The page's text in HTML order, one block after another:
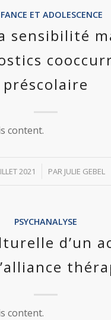
ET ADOLESCENCE
sensibilité
préscolaire
content.
2021
/ PAR JULIE GEBEL
PSYCHANALYSE
d’un
content.